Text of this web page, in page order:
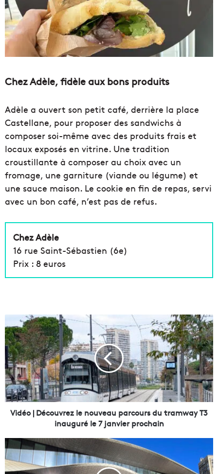
Chez Adèle, fidèle aux bons produits
Adèle a ouvert son petit café, derrière la place
Castellane, pour proposer des sandwichs à
composer soi-même avec des produits frais et
locaux exposés en vitrine. Une tradition
croustillante à composer au choix avec un
fromage, une garniture (viande ou légume) et
une sauce maison. Le cookie en fin de repas, servi
avec un bon café, n’est pas de refus.
Chez Adèle
16 rue Saint-Sébastien (6e)
Prix : 8 euros
i
d
é
o
|
D
é
c
r
e
z
Vidéo | Découvrez le nouveau parcours du tramway T3
inauguré le 7 janvier prochain
R
a
c